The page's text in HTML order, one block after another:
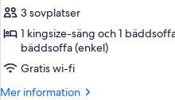
rum
-
havet
(2+1)
3 sovplatser
1 kingsize-säng och 1
bäddsoffa (enkel)
Gratis wi-fi
Mer information
Mer